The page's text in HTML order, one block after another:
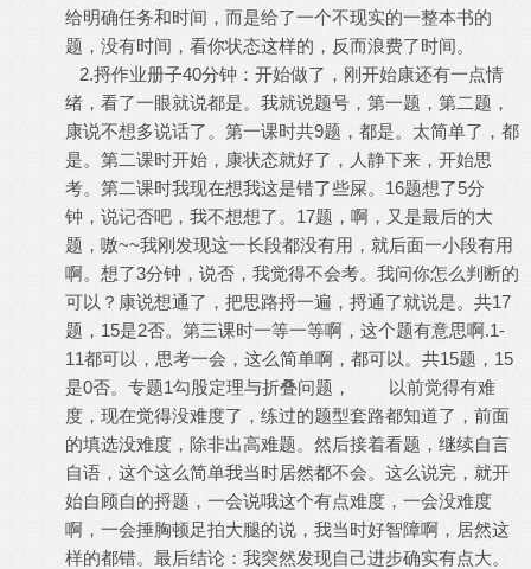
给明确任务和时间，而是给了一个不现实的一整本书的
题，没有时间，看你状态这样的，反而浪费了时间。
2.捋作业册子40分钟：开始做了，刚开始康还有一点情
绪，看了一眼就说都是。我就说题号，第一题，第二题，
康说不想多说话了。第一课时共9题，都是。太简单了，都
是。第二课时开始，康状态就好了，人静下来，开始思
考。第二课时我现在想我这是错了些屎。16题想了5分
钟，说记否吧，我不想想了。17题，啊，又是最后的大
题，嗷~~我刚发现这一长段都没有用，就后面一小段有用
啊。想了3分钟，说否，我觉得不会考。我问你怎么判断的
可以？康说想通了，把思路捋一遍，捋通了就说是。共17
题，15是2否。第三课时一等一等啊，这个题有意思啊.1-
11都可以，思考一会，这么简单啊，都可以。共15题，15
是0否。专题1勾股定理与折叠问题， 以前觉得有难
度，现在觉得没难度了，练过的题型套路都知道了，前面
的填选没难度，除非出高难题。然后接着看题，继续自言
自语，这个这么简单我当时居然都不会。这么说完，就开
始自顾自的捋题，一会说哦这个有点难度，一会没难度
啊，一会捶胸顿足拍大腿的说，我当时好智障啊，居然这
样的都错。最后结论：我突然发现自己进步确实有点大。